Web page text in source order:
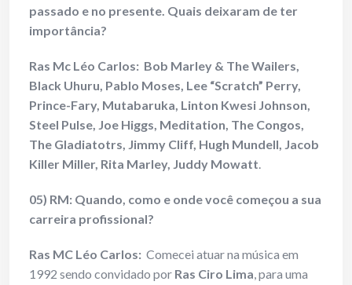
passado e no presente. Quais deixaram de ter
importância?
Ras Mc Léo Carlos: Bob Marley & The Wailers,
Black Uhuru, Pablo Moses, Lee “Scratch” Perry,
Prince-Fary, Mutabaruka, Linton Kwesi Johnson,
Steel Pulse, Joe Higgs, Meditation, The Congos,
The Gladiatotrs, Jimmy Cliff, Hugh Mundell, Jacob
Killer Miller, Rita Marley, Juddy Mowatt.
05) RM: Quando, como e onde você começou a sua
carreira profissional?
Ras MC Léo Carlos: Comecei atuar na música em
1992 sendo convidado por Ras Ciro Lima, para uma